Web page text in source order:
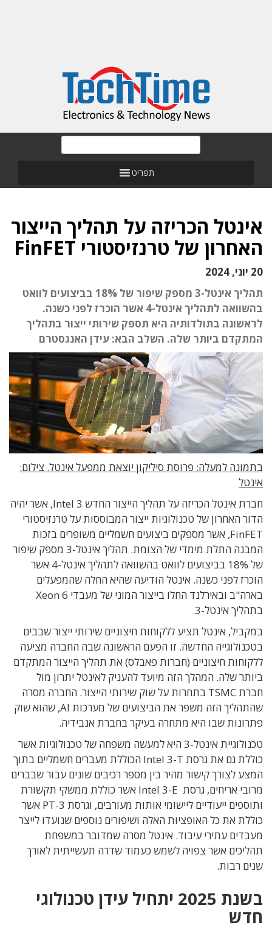
תפריט
אינטל הכריזה על תהליך הייצור
האחרון של טרנזיסטורי FinFET
20 יוני, 2024
תהליך אינטל-3 מספק שיפור של 18% בביצועים לוואט
בהשוואה לתהליך אינטל-4 אשר הוכרז לפני כשנה.
לראשונה בתולדותיה היא תספק שירותי ייצור בתהליך
המתקדם ביותר שלה. השלב הבא: עידן האנגסטרם
בתמונה למעלה: פרוסת סיליקון יוצאת ממפעל אינטל. צילום:
אינטל
חברת אינטל הכריזה על תהליך הייצור החדש Intel 3, אשר יהיה
הדור האחרון של טכנולוגיות ייצור המבוססות על טרנזיסטורי
FinFET, אשר מספקים ביצועים חשמליים משופרים בזכות
המבנה התלת מימדי של הצומת. תהליך אינטל-3 מספק שיפור
של 18% בביצועים לוואט בהשוואה לתהליך אינטל-4 אשר
הוכרז לפני כשנה. אינטל הודיעה שהיא החלה שהמפעלים
בארה"ב ובאירלנד החלו בייצור המוני של מעבדי Xeon 6
בתהליך אינטל-3.
במקביל, אינטל תציע ללקוחות חיצוניים שירותי ייצור שבבים
בטכנולוגייה החדשה. זו הפעם הראשונה שבה החברה מציעה
ללקוחות חיצוניים (חברות פאבלס) את תהליך הייצור המתקדם
ביותר שלה. המהלך הזה מיועד להעניק לאינטל יתרון מול
חברת TSMC בתחרות על שוק שירותי הייצור. החברה מסרה
שהתהליך הזה משפר את הביצועים של מערכות AI, שהוא שוק
פתרונות שבו היא מתחרה בעיקר בחברת אנבידיה.
טכנולוגיית אינטל-3 היא למעשה משפחה של טכנולוגיות אשר
כוללת גם את גרסת Intel 3-T הכוללת מעברים חשמליים בתוך
המצע לצורך קישור מהיר בין מספר רכיבים שונים עבור שבברים
מרובי אריחים, גרסת Intel 3-E אשר כוללת ממשקי תקשורת
ותוספים ייעודיים ליישומי אותות מעורבים, וגרסת 3-PT אשר
כוללת את כל האופציות האלה ושיפורים נוספים שנועדו לייצר
מעבדים עתירי עיבוד. אינטל מסרה שמדובר במשפחת
תהליכים אשר צפויה לשמש כעמוד שדרה תעשייתית לאורך
שנים רבות.
בשנת 2025 יתחיל עידן טכנולוגי
חדש